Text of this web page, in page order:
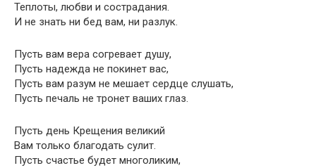
Теплоты, любви и сострадания.
И не знать ни бед вам, ни разлук.
Пусть вам вера согревает душу,
Пусть надежда не покинет вас,
Пусть вам разум не мешает сердце слушать,
Пусть печаль не тронет ваших глаз.
Пусть день Крещения великий
Вам только благодать сулит.
Пусть счастье будет многоликим,